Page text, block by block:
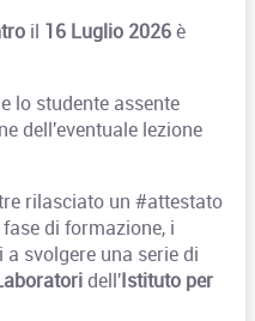
il 16 Luglio 2026è
e lo studente assente
dell'eventuale lezione
rilasciato un#attestato
di formazione, i
svolgere una serie di
dell'Istituto per